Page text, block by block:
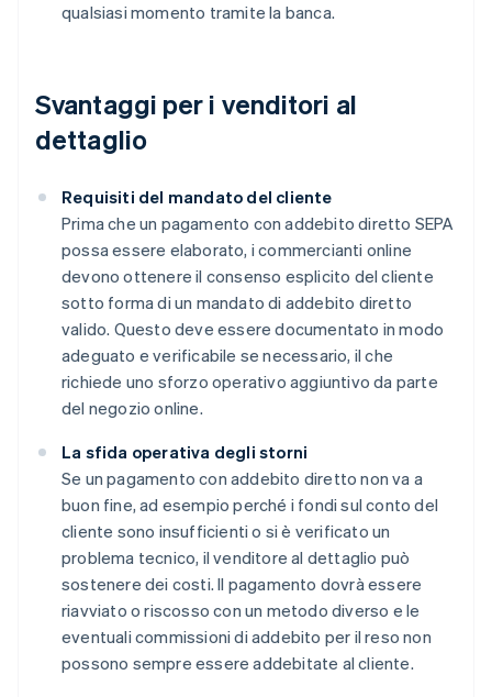
qualsiasi momento tramite la banca.
Svantaggi per i venditori al
dettaglio
Requisiti del mandato del cliente
Prima che un pagamento con addebito diretto SEPA
possa essere elaborato, i commercianti online
devono ottenere il consenso esplicito del cliente
sotto forma di un mandato di addebito diretto
valido. Questo deve essere documentato in modo
adeguato e verificabile se necessario, il che
richiede uno sforzo operativo aggiuntivo da parte
del negozio online.
La sfida operativa degli storni
Se un pagamento con addebito diretto non va a
buon fine, ad esempio perché i fondi sul conto del
cliente sono insufficienti o si è verificato un
problema tecnico, il venditore al dettaglio può
sostenere dei costi. Il pagamento dovrà essere
riavviato o riscosso con un metodo diverso e le
eventuali commissioni di addebito per il reso non
possono sempre essere addebitate al cliente.